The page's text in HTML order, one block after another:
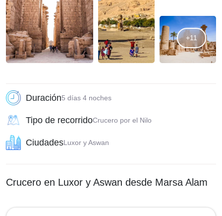
+11
Duración5 días 4 noches
Tipo de recorridoCrucero por el Nilo
CiudadesLuxor y Aswan
Crucero en Luxor y Aswan desde Marsa Alam